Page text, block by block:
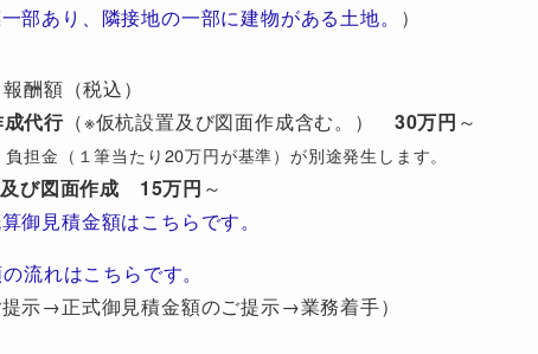
あり、隣接地の一部に建物がある土地。 ）
報酬額（税込）
代行 （※仮杭設置及び図面作成含む。） 30万円 ～
担金（１筆当たり20万円が基準）が別途発生します。
び図面作成 15万円 ～
御見積金額はこちらです。
流れはこちらです。
示→正式御見積金額のご提示→業務着手）